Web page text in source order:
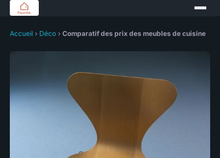
Accueil › Déco › Comparatif des prix des meubles de cuisine